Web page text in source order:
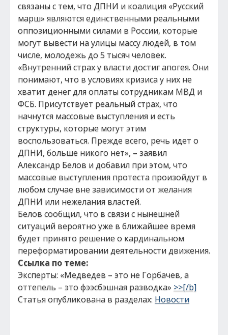
связаны с тем, что ДПНИ и коалиция «Русский
марш» являются единственными реальными
оппозиционными силами в России, которые
могут вывести на улицы массу людей, в том
числе, молодежь до 5 тысяч человек.
«Внутренний страх у власти достиг апогея. Они
понимают, что в условиях кризиса у них не
хватит денег для оплаты сотрудникам МВД и
ФСБ. Присутствует реальный страх, что
начнутся массовые выступления и есть
структуры, которые могут этим
воспользоваться. Прежде всего, речь идет о
ДПНИ, больше никого нет», – заявил
Александр Белов и добавил при этом, что
массовые выступления протеста произойдут в
любом случае вне зависимости от желания
ДПНИ или нежелания властей.
Белов сообщил, что в связи с нынешней
ситуаций вероятно уже в ближайшее время
будет принято решение о кардинальном
переформатировании деятельности движения.
Ссылка по теме:
Эксперты: «Медведев – это не Горбачев, а
оттепель – это фээсбэшная разводка» >>[/b]
Статья опубликована в разделах: Новости